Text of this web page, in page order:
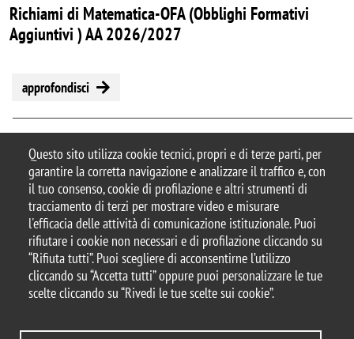
Questo sito utilizza cookie tecnici, propri e di terze parti, per
garantire la corretta navigazione e analizzare il traffico e, con
il tuo consenso, cookie di profilazione e altri strumenti di
tracciamento di terzi per mostrare video e misurare
l'efficacia delle attività di comunicazione istituzionale. Puoi
rifiutare i cookie non necessari e di profilazione cliccando su
“Rifiuta tutti”. Puoi scegliere di acconsentirne l’utilizzo
cliccando su “Accetta tutti” oppure puoi personalizzare le tue
scelte cliccando su “Rivedi le tue scelte sui cookie”.
Richiami di Matematica-OFA (Obblighi Formativi
Aggiuntivi ) AA 2026/2027
approfondisci
© 2025 Dipartimento di Informatica,
Sistemistica e Comunicazione – Università degli
Studi di Milano-Bicocca
Viale Sarca, 336 - 20126, Milano
Casella PEC:ateneo.bicocca@pec.unimib.it
Email Redazione
Web:redazioneweb.disco@unimib.it